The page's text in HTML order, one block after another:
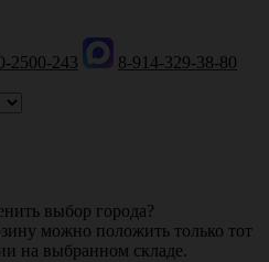
2500-243
8-914-329-38-80
выбор города?
можно положить только тот
на выбранном складе.